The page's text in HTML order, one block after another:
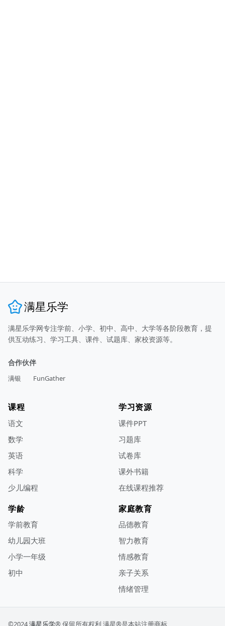
满星乐学
满星乐学网专注学前、小学、初中、高中、大学等各阶段教育，提
供互动练习、学习工具、课件、试题库、家校资源等。
合作伙伴
满银 FunGather
课程
语文
数学
英语
科学
少儿编程
学习资源
课件PPT
习题库
试卷库
课外书籍
在线课程推荐
学龄
学前教育
幼儿园大班
小学一年级
初中
家庭教育
品德教育
智力教育
情感教育
亲子关系
情绪管理
©2024满星乐学® 保留所有权利 满星®是本站注册商标